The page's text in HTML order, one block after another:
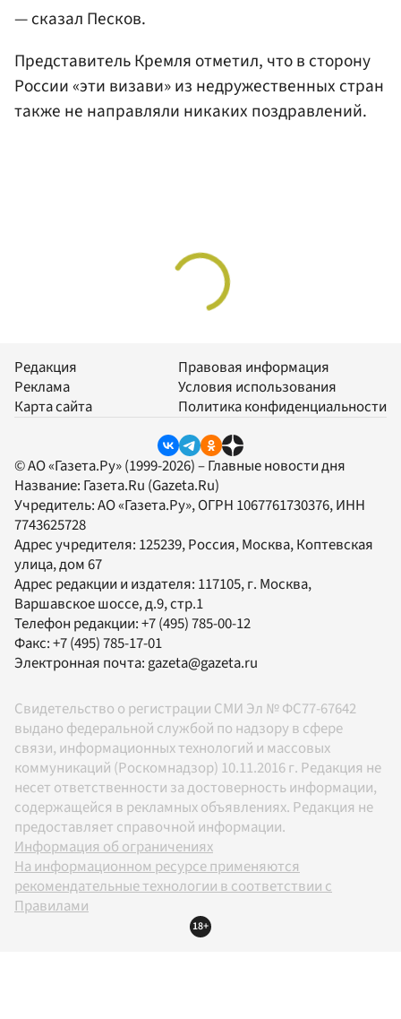
— сказал Песков.
Представитель Кремля отметил, что в сторону
России «эти визави» из недружественных стран
также не направляли никаких поздравлений.
Редакция
Реклама
Карта сайта
Правовая информация
Условия использования
Политика конфиденциальности
© АО «Газета.Ру» (1999-2026) – Главные новости дня
Название: Газета.Ru (Gazeta.Ru)
Учредитель:АО «Газета.Ру», ОГРН 1067761730376, ИНН
7743625728
Адрес учредителя: 125239, Россия, Москва, Коптевская
улица, дом 67
Адрес редакции и издателя: 117105, г. Москва,
Варшавское шоссе, д.9, стр.1
Телефон редакции:+7 (495) 785-00-12
Факс:+7 (495) 785-17-01
Электронная почта:gazeta@gazeta.ru
Свидетельство о регистрации СМИ Эл № ФС77-67642
выдано федеральной службой по надзору в сфере
связи, информационных технологий и массовых
коммуникаций (Роскомнадзор) 10.11.2016 г. Редакция не
несет ответственности за достоверность информации,
содержащейся в рекламных объявлениях. Редакция не
предоставляет справочной информации.
Информация об ограничениях
На информационном ресурсе применяются
рекомендательные технологии в соответствии с
Правилами
18+